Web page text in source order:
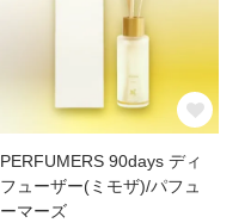
PERFUMERS 90days ディ
フューザー(ミモザ)/パフュ
ーマーズ